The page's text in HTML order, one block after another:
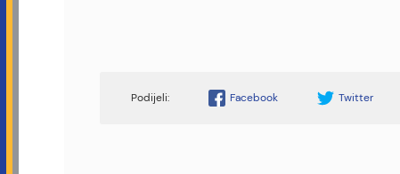
Facebook Twitter